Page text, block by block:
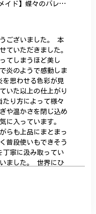
【セミオーダーメイド】蝶々のバレッタ
ございました。 本
ていただきました。
てしまうほど美し
炎のようで感動しま
を思わせる色彩が見
いた以上の仕上がり
り方によって様々
や温かさを閉じ込め
に入っています。
らも上品にまとまっ
普段使いもできそう
寧に汲み取ってい
ました。 世界にひ